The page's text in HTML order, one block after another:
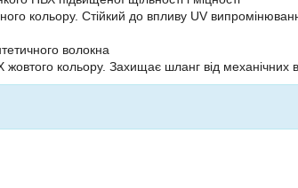
кольору. Стійкий до впливу UV
волокна
кольору. Захищає шланг від механічних